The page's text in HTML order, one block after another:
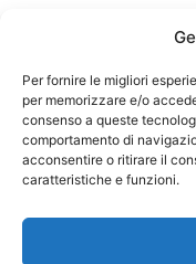
Per fornire le migliori
per memorizzare e/o
consenso a queste
comportamento di
acconsentire o ritirare il
caratteristiche e funzioni.
Federazione
Responsabile